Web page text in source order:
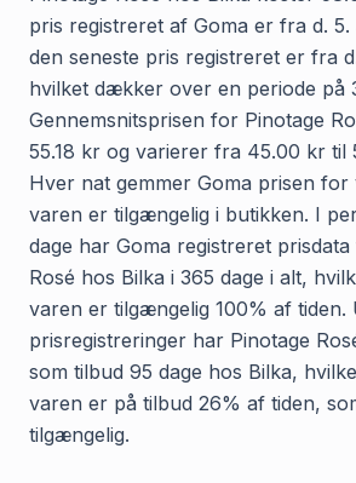
pris registreret af Goma er fra d. 5.
den seneste pris registreret er fra
hvilket dækker over en periode på
Gennemsnitsprisen for Pinotage
55.18 kr og varierer fra 45.00 kr til
Hver nat gemmer Goma prisen for
varen er tilgængelig i butikken. I
dage har Goma registreret
Rosé hos Bilka i 365 dage i alt,
varen er tilgængelig 100% af tiden.
prisregistreringer har Pinotage
som tilbud 95 dage hos Bilka,
varen er på tilbud 26% af tiden,
tilgængelig.